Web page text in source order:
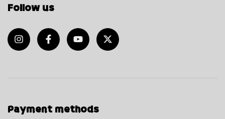
Follow us
Payment methods